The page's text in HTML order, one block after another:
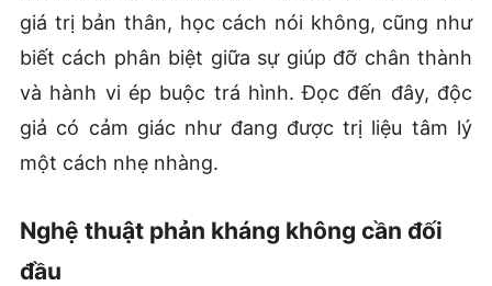
giá trị bản thân, học cách nói không, cũng như
biết cách phân biệt giữa sự giúp đỡ chân thành
và hành vi ép buộc trá hình. Đọc đến đây, độc
giả có cảm giác như đang được trị liệu tâm lý
một cách nhẹ nhàng.
Nghệ thuật phản kháng không cần đối
đầu